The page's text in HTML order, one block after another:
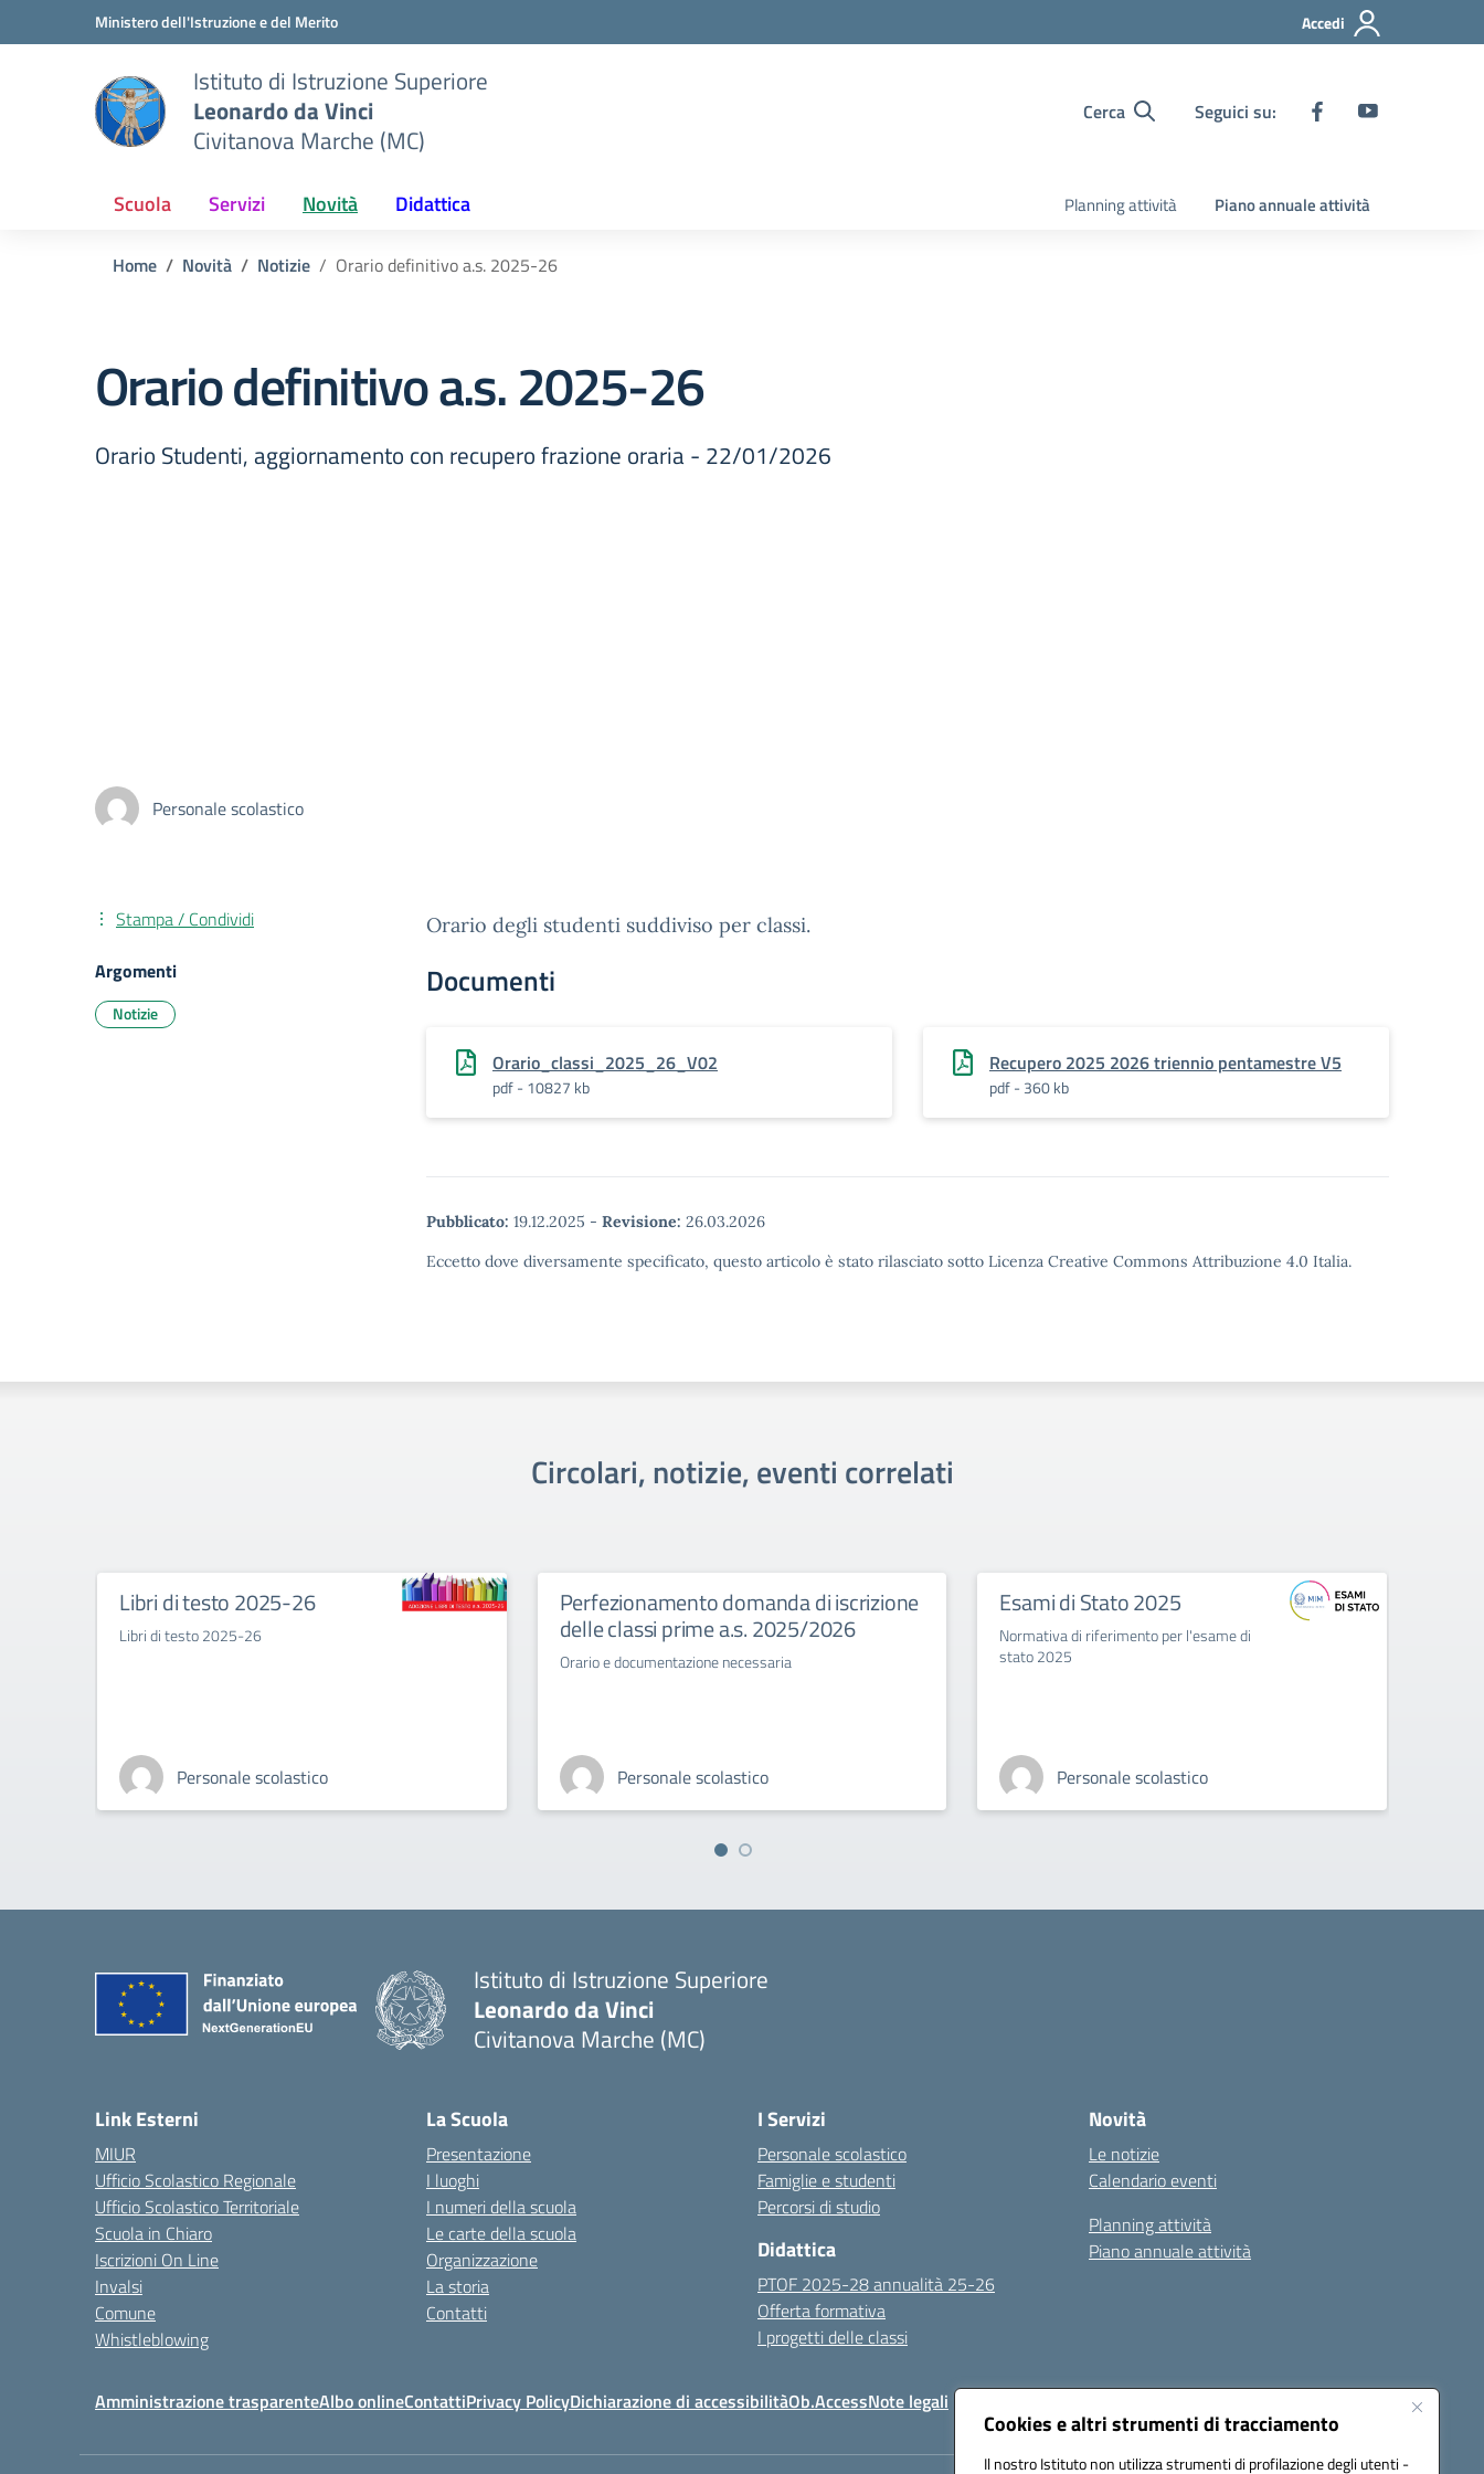
Cookies e altri strumenti di tracciamento
Il nostro Istituto non utilizza strumenti di profilazione degli utenti -
Vai ai contenuti
Vai al menu di navigazioneMinistero dell'Istruzione e del Merito Accedi
Istituto di Istruzione Superiore
Leonardo da Vinci
Civitanova Marche (MC)
Cerca Seguici su:
Scuola Servizi Novità Didattica Planning attività Piano annuale attività
Home Novità Notizie Orario definitivo a.s. 2025-26
Orario definitivo a.s. 2025-26
Orario Studenti, aggiornamento con recupero frazione oraria - 22/01/2026
Personale scolastico
Orario degli studenti suddiviso per classi.
Documenti
Orario_classi_2025_26_V02
pdf - 10827 kb
Recupero 2025 2026 triennio pentamestre V5
pdf - 360 kb
Pubblicato: 19.12.2025 - Revisione: 26.03.2026
Eccetto dove diversamente specificato, questo articolo è stato rilasciato sotto Licenza Creative Commons Attribuzione 4.0 Italia.
Stampa / Condividi
Argomenti
Notizie
Circolari, notizie, eventi correlati
Libri di testo 2025-26
Libri di testo 2025-26
Personale scolastico
Perfezionamento domanda di iscrizione
delle classi prime a.s. 2025/2026
Orario e documentazione necessaria
Personale scolastico
Esami di Stato 2025
Normativa di riferimento per l'esame di
stato 2025
Personale scolastico
Istituto di Istruzione Superiore
Leonardo da Vinci
Civitanova Marche (MC)
Link Esterni
MIUR
Ufficio Scolastico Regionale
Ufficio Scolastico Territoriale
Scuola in Chiaro
Iscrizioni On Line
Invalsi
Comune
Whistleblowing
La Scuola
Presentazione
I luoghi
I numeri della scuola
Le carte della scuola
Organizzazione
La storia
Contatti
I Servizi
Personale scolastico
Famiglie e studenti
Percorsi di studio
Didattica
PTOF 2025-28 annualità 25-26
Offerta formativa
I progetti delle classi
Novità
Le notizie
Calendario eventi
Planning attività
Piano annuale attività
Amministrazione trasparenteAlbo onlineContattiPrivacy PolicyDichiarazione di accessibilitàOb.AccessNote legali Seguici su: